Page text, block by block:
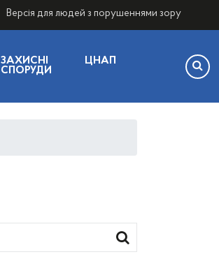
Версія для людей з порушеннями зору
ЗАХИСНІ
СПОРУДИ
ЦНАП